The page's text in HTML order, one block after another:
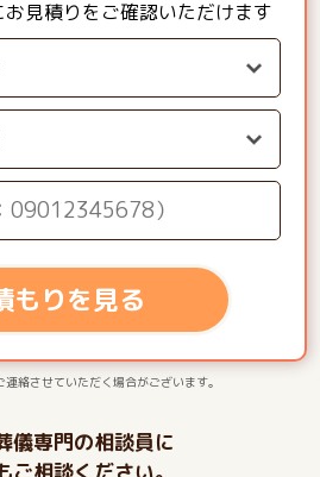
見積りをご確認いただけます
もりを見る
絡させていただく場合がございます。
儀専門の相談員に
ご相談ください。